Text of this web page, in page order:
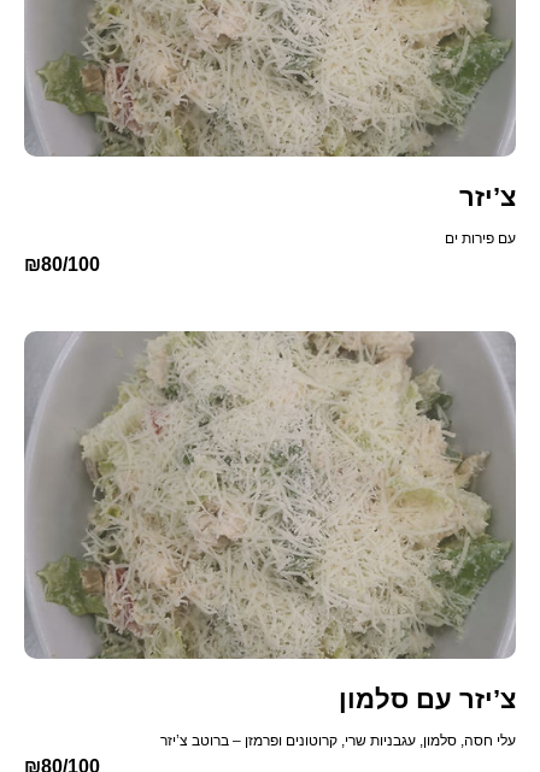
צ’יזר
עם פירות ים
₪80/100
צ’יזר עם סלמון
עלי חסה, סלמון, עגבניות שרי, קרוטונים ופרמזן – ברוטב צ’יזר
₪80/100